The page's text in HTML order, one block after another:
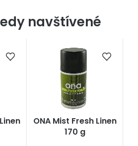
navštívené
ONA Mist Fresh Linen
170 g